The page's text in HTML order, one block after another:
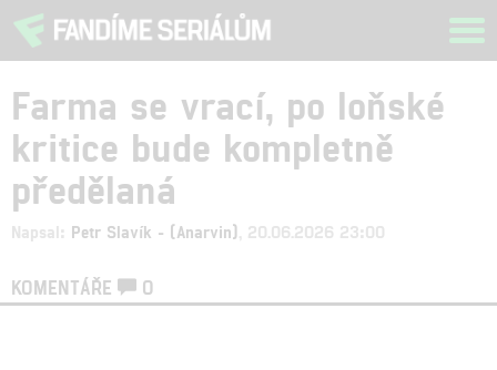
Farma se vrací, po loňské
kritice bude kompletně
předělaná
Napsal: Petr Slavík - (Anarvin) , 20.06.2026 23:00
KOMENTÁŘE 0